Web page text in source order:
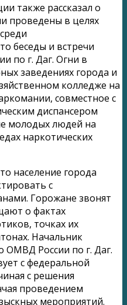
также рассказал о
проведены в целях
беседы и встречи
по г. Даг. Огни в
заведениях города и
колледже на
совместное с
диспансером
молодых людей на
наркотических
население города
с
Горожане звонят
о фактах
точках их
Начальник
ОМВД России по г. Даг.
с федеральной
с решения
проведением
мероприятий.